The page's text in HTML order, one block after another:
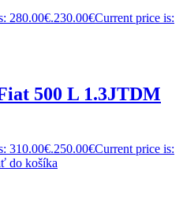
280.00€.230.00€Current price is:
500 L 1.3JTDM
310.00€.250.00€Current price is:
do košíka